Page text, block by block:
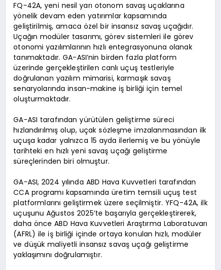
FQ-42A, yeni nesil yarı otonom savaş uçaklarına
yönelik devam eden yatırımlar kapsamında
geliştirilmiş, amaca özel bir insansız savaş uçağıdır.
Uçağın modüler tasarımı, görev sistemleri ile görev
otonomi yazılımlarının hızlı entegrasyonuna olanak
tanımaktadır. GA-ASI’nin birden fazla platform
üzerinde gerçekleştirilen canlı uçuş testleriyle
doğrulanan yazılım mimarisi, karmaşık savaş
senaryolarında insan-makine iş birliği için temel
oluşturmaktadır.
GA-ASI tarafından yürütülen geliştirme süreci
hızlandırılmış olup, uçak sözleşme imzalanmasından ilk
uçuşa kadar yalnızca 15 ayda ilerlemiş ve bu yönüyle
tarihteki en hızlı yeni savaş uçağı geliştirme
süreçlerinden biri olmuştur.
GA-ASI, 2024 yılında ABD Hava Kuvvetleri tarafından
CCA programı kapsamında üretim temsili uçuş test
platformlarını geliştirmek üzere seçilmiştir. YFQ-42A, ilk
uçuşunu Ağustos 2025’te başarıyla gerçekleştirerek,
daha önce ABD Hava Kuvvetleri Araştırma Laboratuvarı
(AFRL) ile iş birliği içinde ortaya konulan hızlı, modüler
ve düşük maliyetli insansız savaş uçağı geliştirme
yaklaşımını doğrulamıştır.